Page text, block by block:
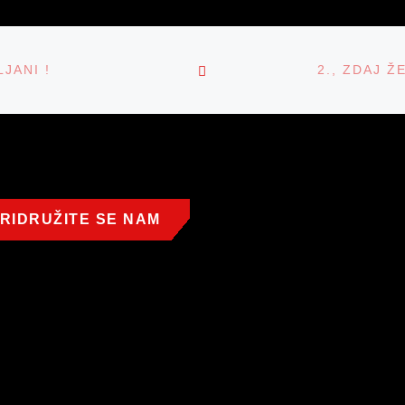
! BACK TO POST LIST
SE NAM